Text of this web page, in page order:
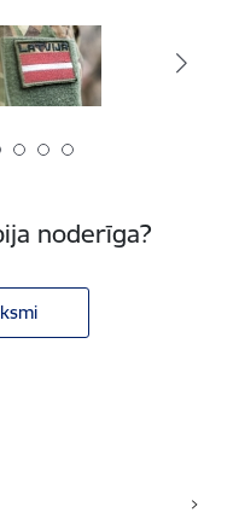
noderīga?